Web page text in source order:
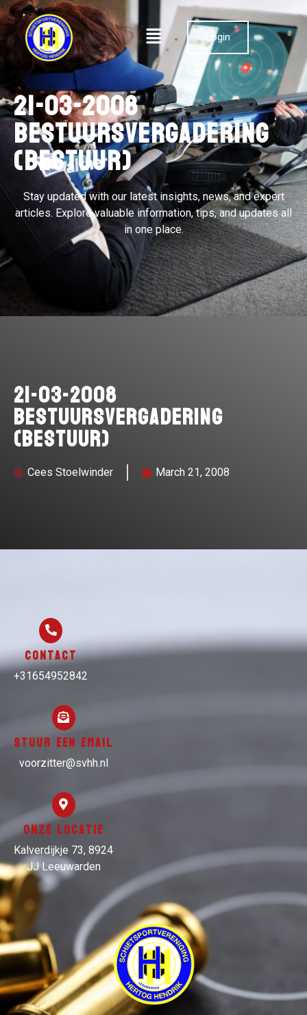
Login
21-03-2008
Bestuursvergadering
(bestuur)
Stay updated with our latest insights, news, and expert
articles. Explore valuable information, tips, and updates all
in one place.
21-03-2008
Bestuursvergadering
(bestuur)
Cees Stoelwinder March 21, 2008
Contact
+31654952842
Stuur een email
voorzitter@svhh.nl
Onze locatie
Kalverdijkje 73, 8924
JJ Leeuwarden